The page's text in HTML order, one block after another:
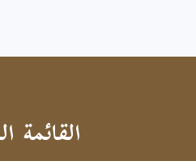
القائمة